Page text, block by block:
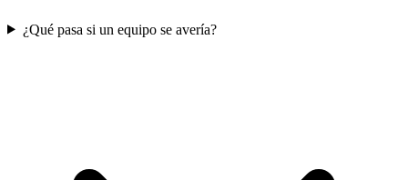
¿Qué pasa si un equipo se avería?